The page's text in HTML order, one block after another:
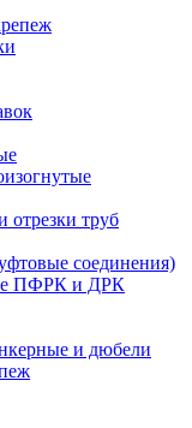
отрезки труб
соединения)
ПФРК и ДРК
и дюбели